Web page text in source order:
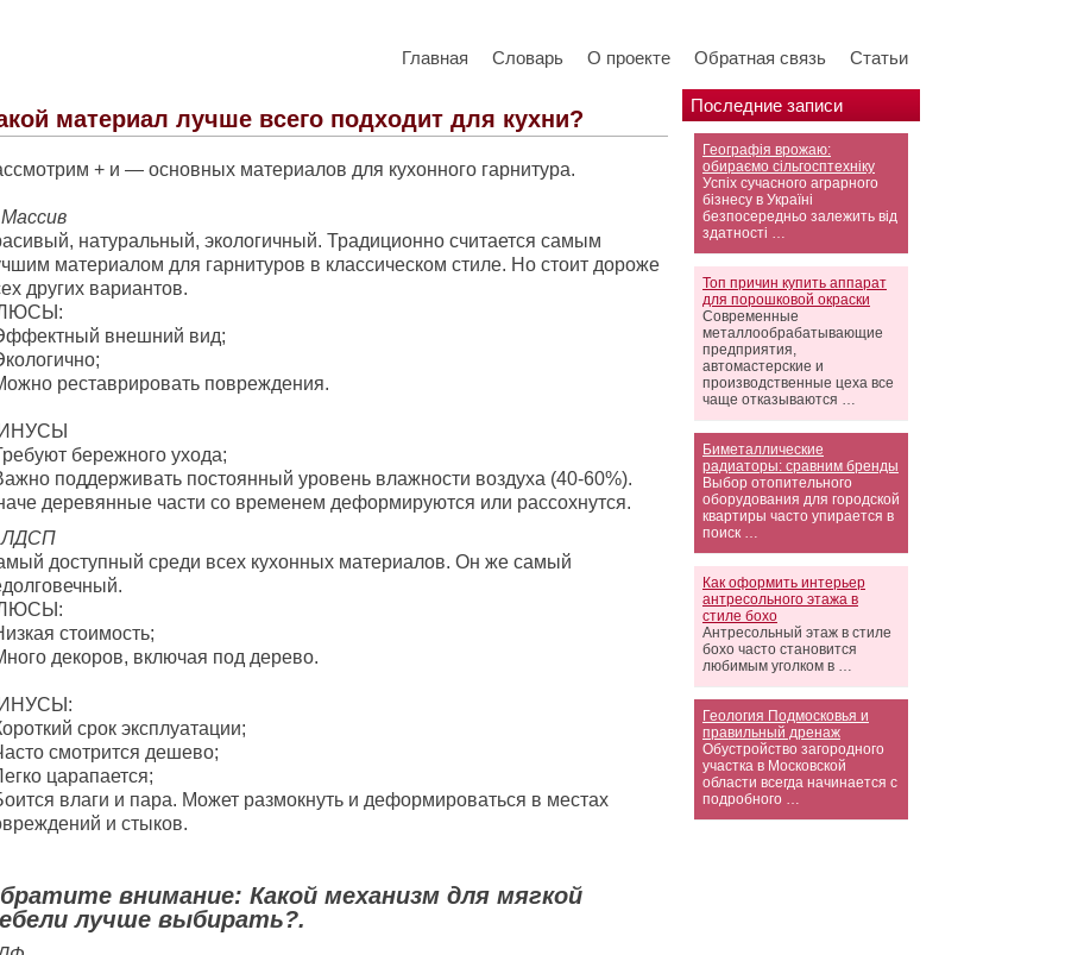
Главная Словарь О проекте Обратная связь Статьи
Последние записи
Географія врожаю:
обираємо сільгосптехніку
Успіх сучасного аграрного
бізнесу в Україні
безпосередньо залежить від
здатності …
Топ причин купить аппарат
для порошковой окраски
Современные
металлообрабатывающие
предприятия,
автомастерские и
производственные цеха все
чаще отказываются …
Биметаллические
радиаторы: сравним бренды
Выбор отопительного
оборудования для городской
квартиры часто упирается в
поиск …
Как оформить интерьер
антресольного этажа в
стиле бохо
Антресольный этаж в стиле
бохо часто становится
любимым уголком в …
Геология Подмосковья и
правильный дренаж
Обустройство загородного
участка в Московской
области всегда начинается с
подробного …
материал лучше всего подходит для кухни?
+ и — основных материалов для кухонного гарнитура.
натуральный, экологичный. Традиционно считается самым
материалом для гарнитуров в классическом стиле. Но стоит дороже
других вариантов.
внешний вид;
реставрировать повреждения.
бережного ухода;
поддерживать постоянный уровень влажности воздуха (40-60%).
деревянные части со временем деформируются или рассохнутся.
ЛДСП
доступный среди всех кухонных материалов. Он же самый
стоимость;
декоров, включая под дерево.
срок эксплуатации;
смотрится дешево;
царапается;
влаги и пара. Может размокнуть и деформироваться в местах
и стыков.
внимание: Какой механизм для мягкой
лучше выбирать?.